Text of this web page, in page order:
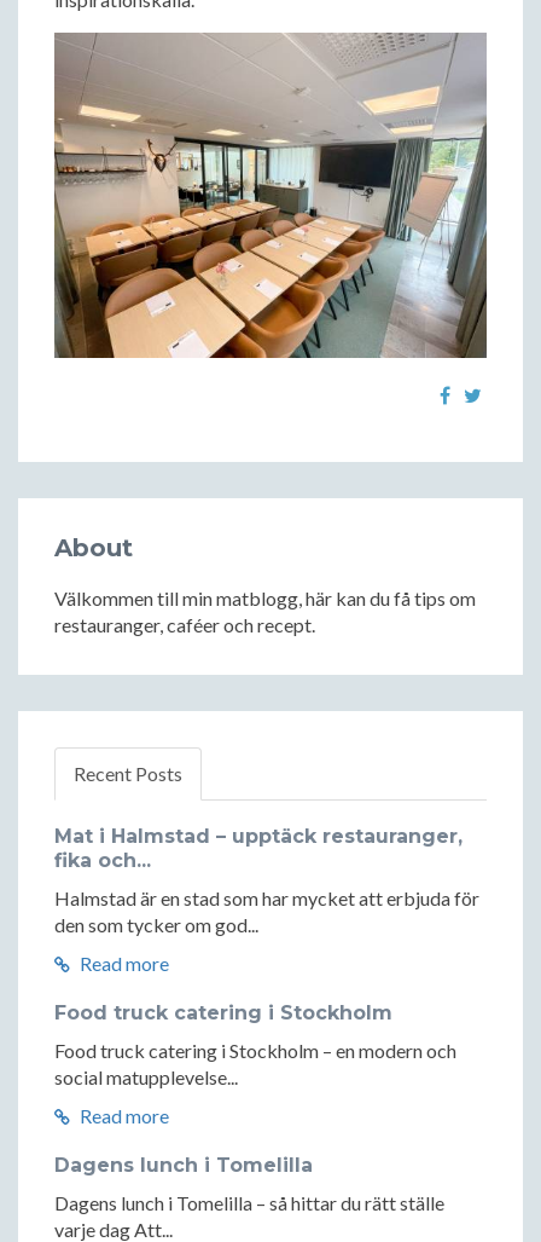
About
Välkommen till min matblogg, här kan du få tips om
restauranger, caféer och recept.
Recent Posts
Mat i Halmstad – upptäck restauranger,
fika och...
Halmstad är en stad som har mycket att erbjuda för
den som tycker om god...
Read more
Food truck catering i Stockholm
Food truck catering i Stockholm – en modern och
social matupplevelse...
Read more
Dagens lunch i Tomelilla
Dagens lunch i Tomelilla – så hittar du rätt ställe
varje dag Att...